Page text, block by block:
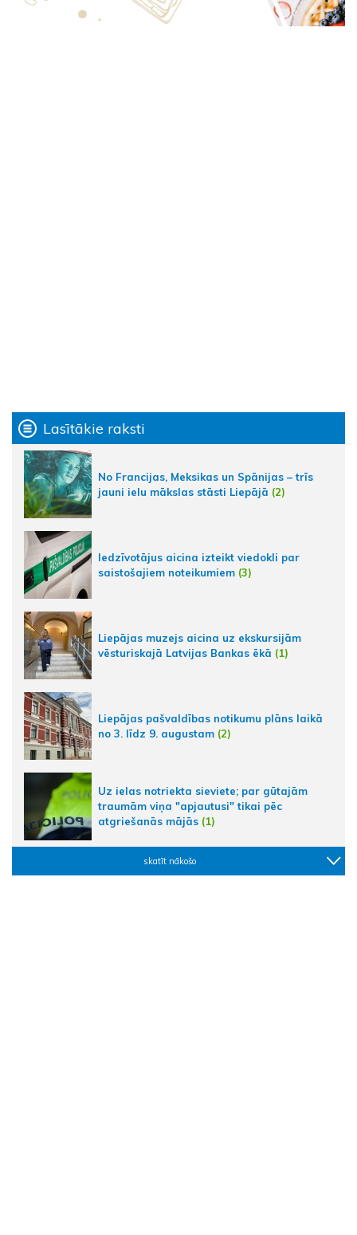
Lasītākie raksti
No Francijas, Meksikas un Spānijas – trīs
jauni ielu mākslas stāsti Liepājā (2)
Iedzīvotājus aicina izteikt viedokli par
saistošajiem noteikumiem (3)
Liepājas muzejs aicina uz ekskursijām
vēsturiskajā Latvijas Bankas ēkā (1)
Liepājas pašvaldības notikumu plāns laikā
no 3. līdz 9. augustam (2)
Uz ielas notriekta sieviete; par gūtajām
traumām viņa "apjautusi" tikai pēc
atgriešanās mājās (1)
skatīt nākošo